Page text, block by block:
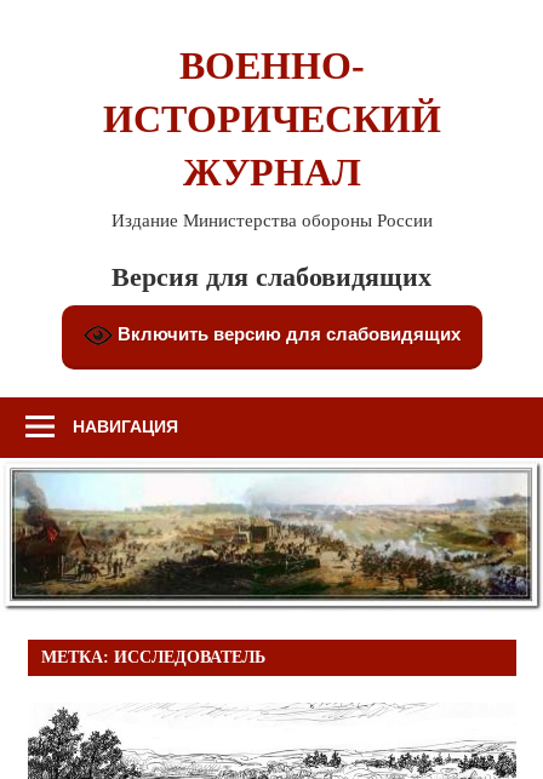
ВОЕННО-
ИСТОРИЧЕСКИЙ
ЖУРНАЛ
Издание Министерства обороны России
Версия для слабовидящих
Включить версию для слабовидящих
НАВИГАЦИЯ
МЕТКА: ИССЛЕДОВАТЕЛЬ